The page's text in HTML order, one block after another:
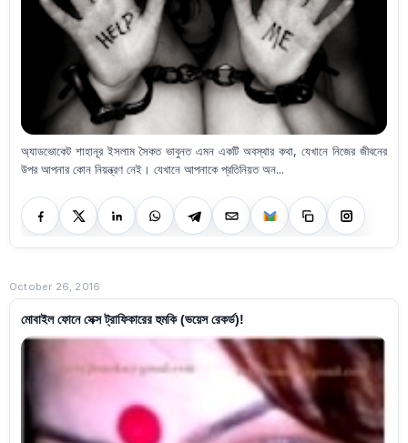
অ্যাডভোকেট শাহানূর ইসলাম সৈকত ভাবুনত এমন একটি অবস্থার কথা, যেখানে নিজের জীবনের
উপর আপনার কোন নিয়ন্ত্রণ নেই। যেখানে আপনাকে প্রতিনিয়ত অন...
October 26, 2016
মোবাইল ফোনে সেক্স ট্রাফিকারের হুমকি (ভয়েস রেকর্ড)!